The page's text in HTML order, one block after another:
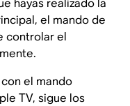
hayas realizado la
el mando de
controlar el
el mando
TV, sigue los